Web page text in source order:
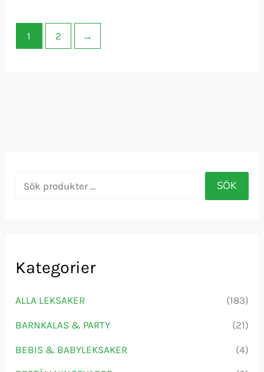
f
e
r
SÖK
Kategorier
ALLA LEKSAKER (183)
BARNKALAS & PARTY (21)
BEBIS & BABYLEKSAKER (4)
1 2 →